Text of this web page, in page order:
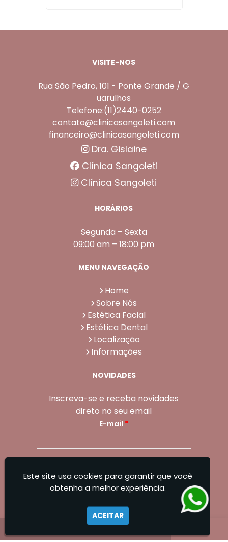
VISITE-NOS
Rua São Pedro, 101 - Ponte Grande / G
uarulhos
Telefone:(11)2440-0252
contato@clinicasangoleti.com
financeiro@clinicasangoleti.com
Dra. Gislaine
Clínica Sangoleti
Clínica Sangoleti
HORÁRIOS
Segunda – Sexta
09:00 am – 18:00 pm
MENU NAVEGAÇÃO
Home
Sobre Nós
Estética Facial
Estética Dental
Localização
Informações
NOVIDADES
Inscreva-se e receba novidades
direto no seu email
E-mail *
Sangoleti Odontologia - Estética Dental e
Este site usa cookies para garantir que você
obtenha a melhor experiência.
ACEITAR